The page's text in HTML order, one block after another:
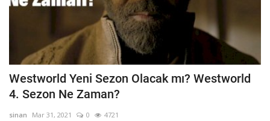
Westworld Yeni Sezon Olacak mı? Westworld
4. Sezon Ne Zaman?
sinan Mar 31, 2021 0 4721